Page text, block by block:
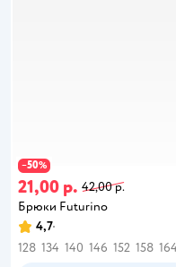
−50%
21,00 р. 42,00 р.
Брюки Futurino
4,7
128 134 140 146 152 158 164